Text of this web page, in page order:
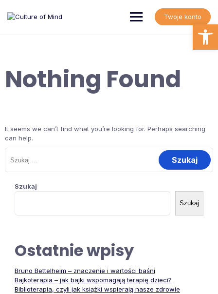
content
Twoje konto
Nothing Found
It seems we can’t find what you’re looking for. Perhaps searching
can help.
Szukaj:
Szukaj
Szukaj
Ostatnie wpisy
Bruno Bettelheim – znaczenie i wartości baśni
Bajkoterapia – jak bajki wspomagają terapię dzieci?
Biblioterapia, czyli jak książki wspierają nasze zdrowie